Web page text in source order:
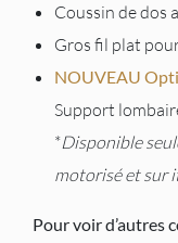
Coussin de dos
Gros fil plat
NOUVEAU
Support
*Disponible
motorisé et sur
Pour voir d’autres